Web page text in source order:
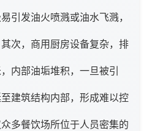
引发油火喷溅或油水飞溅，
次，商用厨房设备复杂，排
内部油垢堆积，一旦被引
建筑结构内部，形成难以控
多餐饮场所位于人员密集的